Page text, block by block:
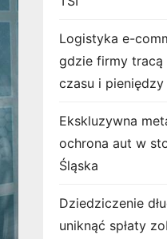
Logistyka e-
gdzie firmy tracą
czasu i pieniędzy
Ekskluzywna
ochrona aut w
Śląska
Dziedziczenie
uniknąć spłaty